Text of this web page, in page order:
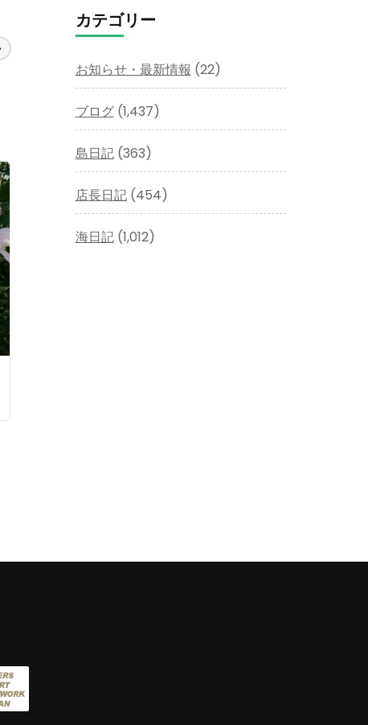
イ
ブ
カテゴリー
お知らせ・最新情報 (22)
ブログ(1,437)
島日記(363)
店長日記(454)
海日記(1,012)